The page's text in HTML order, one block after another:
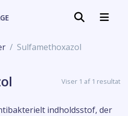
Sulfamethoxazol
Viser 1 af 1 resultat
indholdsstof, der